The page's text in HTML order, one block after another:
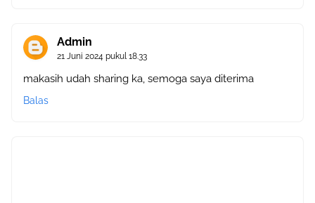
Admin
21 Juni 2024 pukul 18.33
makasih udah sharing ka, semoga saya diterima
Balas